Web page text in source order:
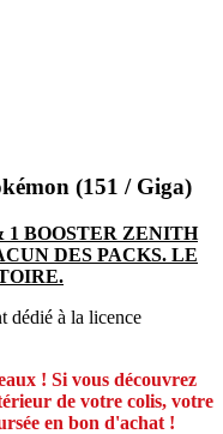
(151 / Giga)
1 BOOSTER ZENITH
DES PACKS. LE
dédié à la licence
! Si vous découvrez
de votre colis, votre
en bon d'achat !